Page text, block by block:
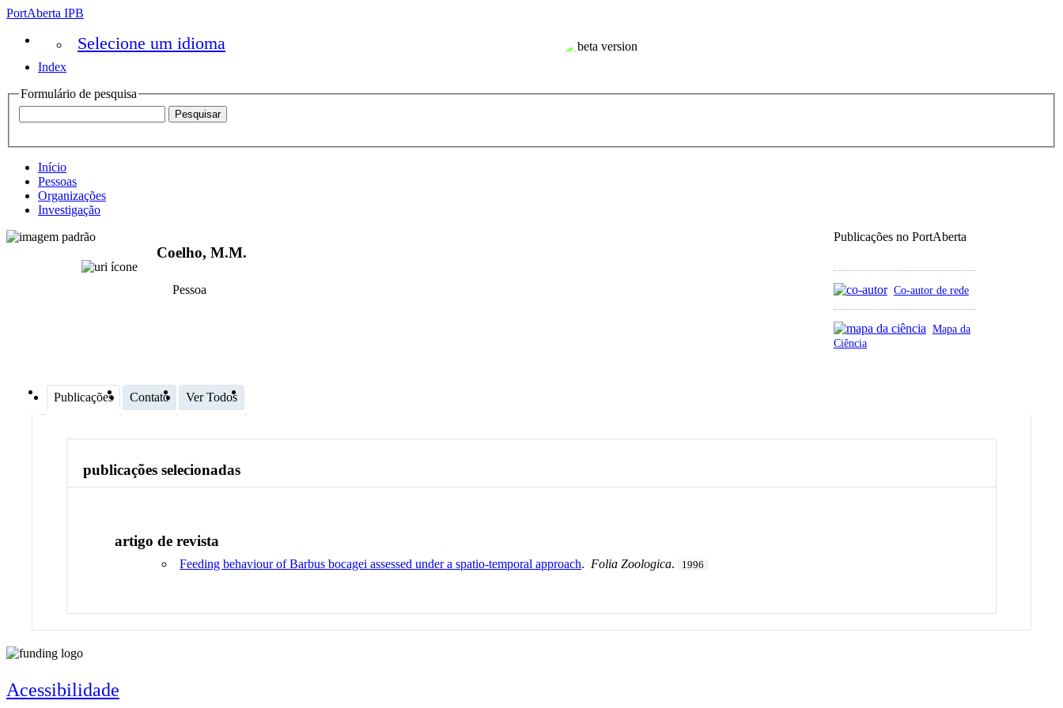
PortAberta IPB
Selecione um idioma
Index
Formulário de pesquisa
Início
Pessoas
Organizações
Investigação
Publicações no PortAberta
Co-autor de rede
Mapa da
Ciência
Coelho, M.M.
Pessoa
Publicações Contato Ver Todos
publicações selecionadas
artigo de revista
Feeding behaviour of Barbus bocagei assessed under a spatio-temporal approach. Folia Zoologica. 1996
Acessibilidade